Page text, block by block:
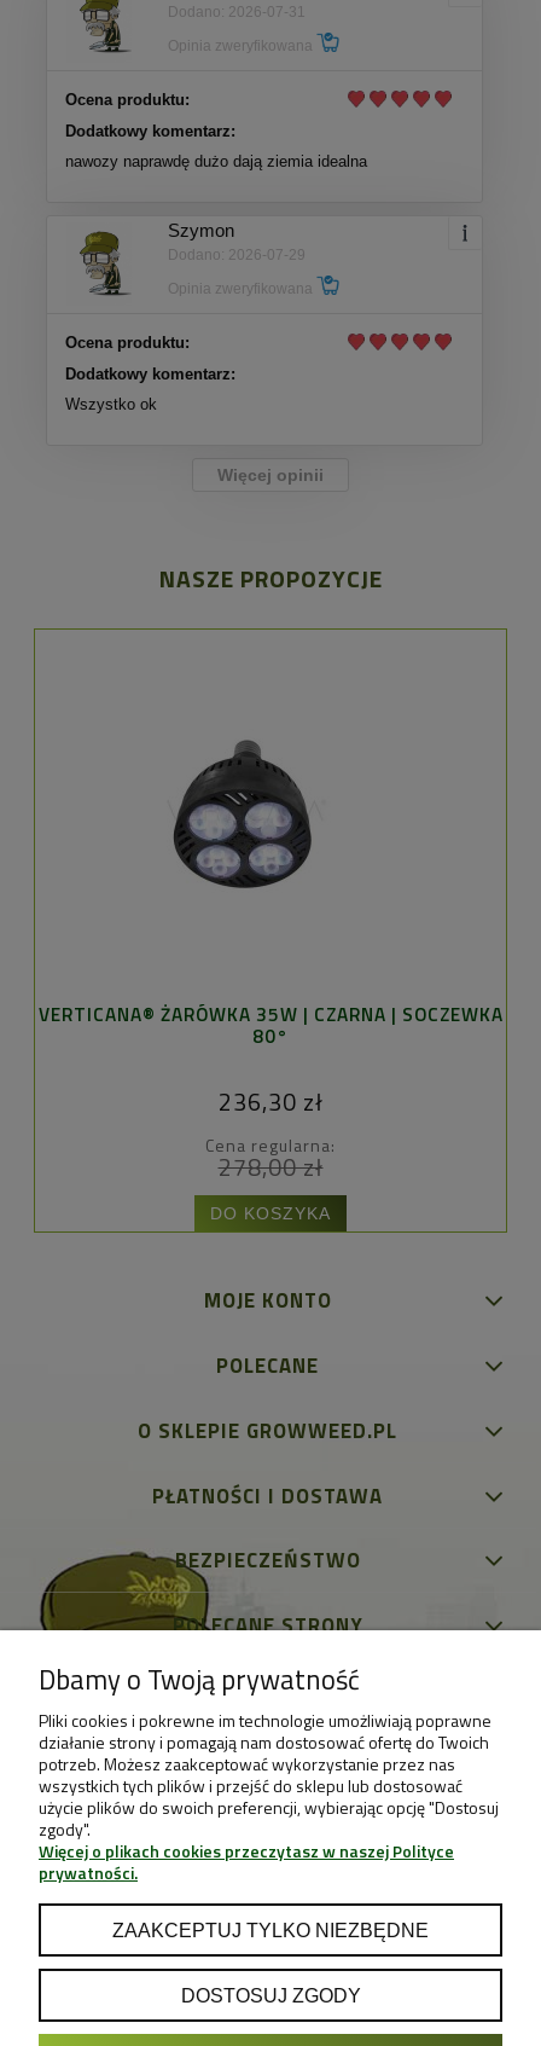
Dodano: 2026-07-31
Opinia zweryfikowana
Ocena produktu:
Dodatkowy komentarz:
nawozy naprawdę dużo dają ziemia idealna
Szymon
Dodano: 2026-07-29
Opinia zweryfikowana
Ocena produktu:
Dodatkowy komentarz:
Wszystko ok
Więcej opinii
NASZE PROPOZYCJE
VERTICANA® ŻARÓWKA 35W | CZARNA | SOCZEWKA
80°
236,30 zł
Cena regularna:
278,00 zł
DO KOSZYKA
MOJE KONTO
POLECANE
O SKLEPIE GROWWEED.PL
PŁATNOŚCI I DOSTAWA
BEZPIECZEŃSTWO
POLECANE STRONY
Dbamy o Twoją prywatność
Pliki cookies i pokrewne im technologie umożliwiają poprawne
działanie strony i pomagają nam dostosować ofertę do Twoich
potrzeb. Możesz zaakceptować wykorzystanie przez nas
wszystkich tych plików i przejść do sklepu lub dostosować
użycie plików do swoich preferencji, wybierając opcję "Dostosuj
zgody".
Więcej o plikach cookies przeczytasz w naszej Polityce
prywatności.
ZAAKCEPTUJ TYLKO NIEZBĘDNE
DOSTOSUJ ZGODY